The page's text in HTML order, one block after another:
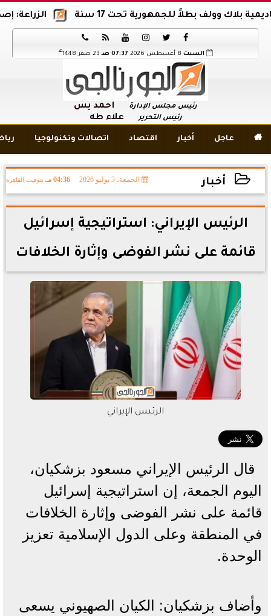
الزراعة: إصدار 12 ألف موافقة وتصريح بالمبيدات خلال 6 شهور وولف بطلاً للجمهورية تحت 17 سنة






السبت 07:37 صـ 23 صفر 1448 هـ
رئيس مجلس الإدارة أحمد يس
رئيس التحرير علاء طه
 عاجل أخبار اقتصاد اتصالات وتكنولوجيا
أخبار الجمعة، 3 يوليو 2026 04:36 مـ بتوقيت القاهرة
2026-07-03 16:36:11
الرئيس الإيراني: استراتيجية إسرائيل
قائمة على نشر الفوضى وإثارة الخلافات
الرئيس الإيراني
قال الرئيس الإيراني مسعود بزشكيان،
اليوم الجمعة، إن استراتيجية إسرائيل
قائمة على نشر الفوضى وإثارة الخلافات
في المنطقة وعلى الدول الإسلامية تعزيز
الوحدة.
وأضاف بزشكيان: الكيان الصهيوني يسعى